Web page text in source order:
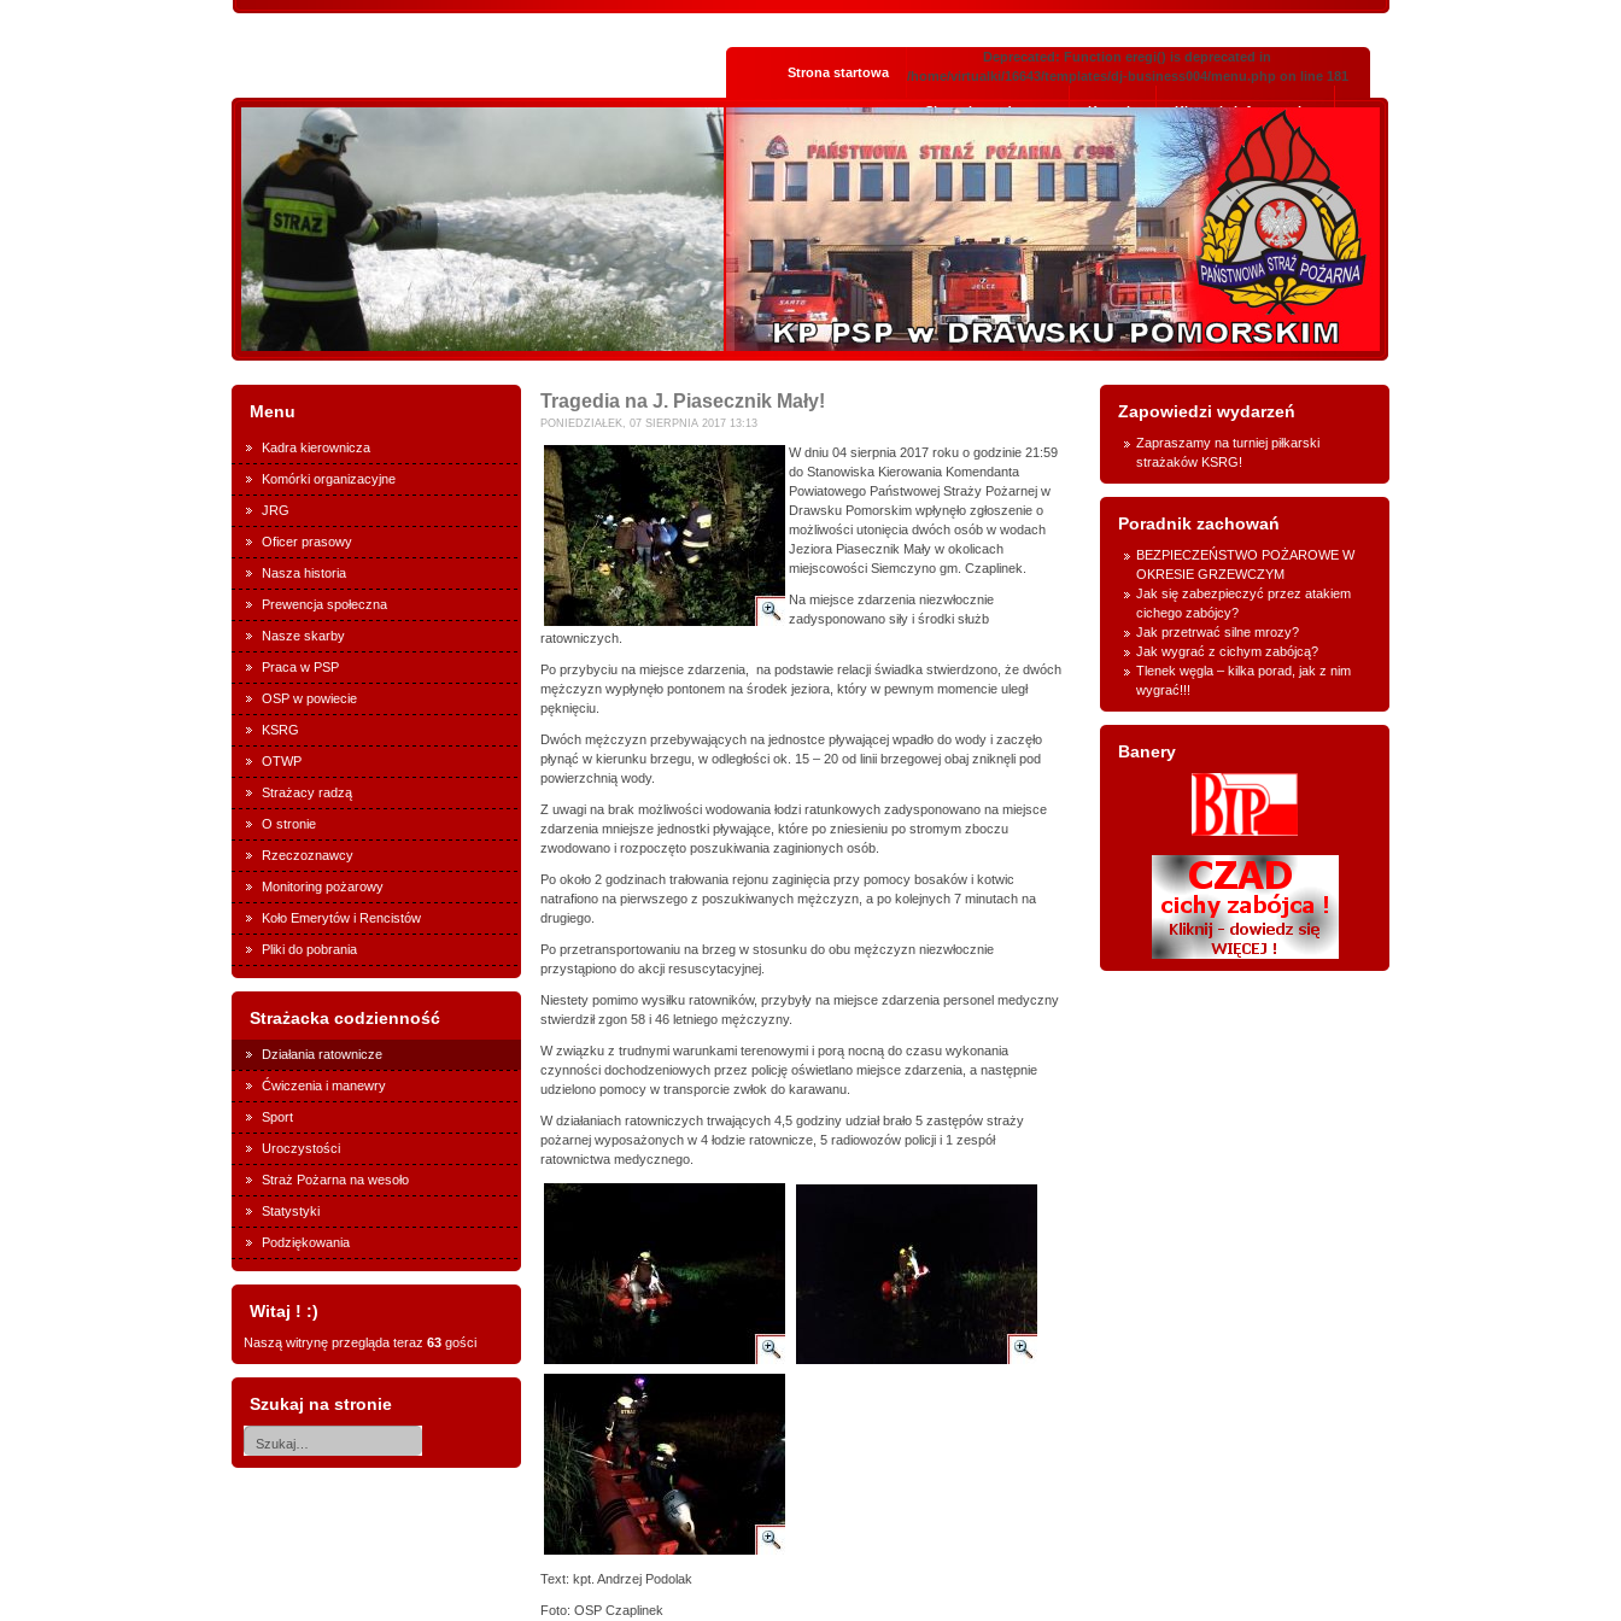
Strona startowa
Deprecated: Function eregi() is deprecated in
/home/virtualki/16643/templates/dj-business004/menu.php on line 181
Skrzynka podawcza Kontakt Klauzula informacyjna
Menu
Kadra kierownicza
Komórki organizacyjne
JRG
Oficer prasowy
Nasza historia
Prewencja społeczna
Nasze skarby
Praca w PSP
OSP w powiecie
KSRG
OTWP
Strażacy radzą
O stronie
Rzeczoznawcy
Monitoring pożarowy
Koło Emerytów i Rencistów
Pliki do pobrania
Strażacka codzienność
Działania ratownicze
Ćwiczenia i manewry
Sport
Uroczystości
Straż Pożarna na wesoło
Statystyki
Podziękowania
Witaj ! :)
Naszą witrynę przegląda teraz 63 gości
Szukaj na stronie
Tragedia na J. Piasecznik Mały!
PONIEDZIAŁEK, 07 SIERPNIA 2017 13:13
W dniu 04 sierpnia 2017 roku o godzinie 21:59
do Stanowiska Kierowania Komendanta
Powiatowego Państwowej Straży Pożarnej w
Drawsku Pomorskim wpłynęło zgłoszenie o
możliwości utonięcia dwóch osób w wodach
Jeziora Piasecznik Mały w okolicach
miejscowości Siemczyno gm. Czaplinek.
Na miejsce zdarzenia niezwłocznie
zadysponowano siły i środki służb
ratowniczych.
Po przybyciu na miejsce zdarzenia, na podstawie relacji świadka stwierdzono, że dwóch
mężczyzn wypłynęło pontonem na środek jeziora, który w pewnym momencie uległ
pęknięciu.
Dwóch mężczyzn przebywających na jednostce pływającej wpadło do wody i zaczęło
płynąć w kierunku brzegu, w odległości ok. 15 – 20 od linii brzegowej obaj zniknęli pod
powierzchnią wody.
Z uwagi na brak możliwości wodowania łodzi ratunkowych zadysponowano na miejsce
zdarzenia mniejsze jednostki pływające, które po zniesieniu po stromym zboczu
zwodowano i rozpoczęto poszukiwania zaginionych osób.
Po około 2 godzinach trałowania rejonu zaginięcia przy pomocy bosaków i kotwic
natrafiono na pierwszego z poszukiwanych mężczyzn, a po kolejnych 7 minutach na
drugiego.
Po przetransportowaniu na brzeg w stosunku do obu mężczyzn niezwłocznie
przystąpiono do akcji resuscytacyjnej.
Niestety pomimo wysiłku ratowników, przybyły na miejsce zdarzenia personel medyczny
stwierdził zgon 58 i 46 letniego mężczyzny.
W związku z trudnymi warunkami terenowymi i porą nocną do czasu wykonania
czynności dochodzeniowych przez policję oświetlano miejsce zdarzenia, a następnie
udzielono pomocy w transporcie zwłok do karawanu.
W działaniach ratowniczych trwających 4,5 godziny udział brało 5 zastępów straży
pożarnej wyposażonych w 4 łodzie ratownicze, 5 radiowozów policji i 1 zespół
ratownictwa medycznego.
Text: kpt. Andrzej Podolak
Foto: OSP Czaplinek
Zapowiedzi wydarzeń
Zapraszamy na turniej piłkarski
strażaków KSRG!
Poradnik zachowań
BEZPIECZEŃSTWO POŻAROWE W
OKRESIE GRZEWCZYM
Jak się zabezpieczyć przez atakiem
cichego zabójcy?
Jak przetrwać silne mrozy?
Jak wygrać z cichym zabójcą?
Tlenek węgla – kilka porad, jak z nim
wygrać!!!
Banery